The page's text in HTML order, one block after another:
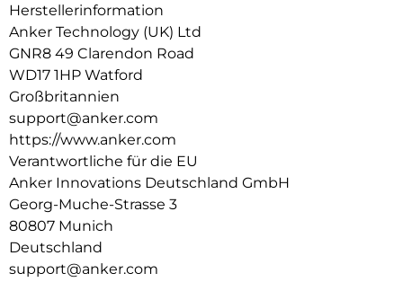
3-in-1 APPLE LADEGERÄT: Lade iPhone, AirPods und Apple
Watch gleichzeitig, und nutze den eingebauten,
verstellbaren Handy-Ständer als Halterung.
Das ultimative Ladeerlebnis: Tauche ein in bahnbrechendes
kompatibel
und angetrieben von einem effizienten KI-Algorithmus.
Vertraue auf das individuell angefertigte Qi2-Modul mit
seiner hochleitfähigen Aluminiumkonstruktion für eine
stabile 15W-Ladung unterstützt durch ein innovatives Split-
Design für überlegene Wärmeableitung.
Schneller laden. Smart leben.: Die neue Ultra-Schnellladung
von Anker in Kombination mit Qi2-Technologie
Herstellerinformation
Anker Technology (UK) Ltd
GNR8 49 Clarendon Road
WD17 1HP Watford
Großbritannien
support@anker.com
https://www.anker.com
Verantwortliche für die EU
Anker Innovations Deutschland GmbH
Georg-Muche-Strasse 3
80807 Munich
Deutschland
support@anker.com